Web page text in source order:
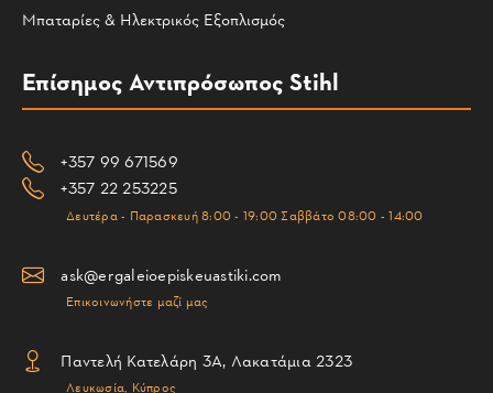
Μπαταρίες & Ηλεκτρικός Εξοπλισμός
Επίσημος Αντιπρόσωπος Stihl
+357 99 671569
+357 22 253225
Δευτέρα - Παρασκευή 8:00 - 19:00 Σαββάτο 08:00 - 14:00
ask@ergaleioepiskeuastiki.com
Επικοινωνήστε μαζί μας
Παντελή Κατελάρη 3Α, Λακατάμια 2323
Λευκωσία, Κύπρος